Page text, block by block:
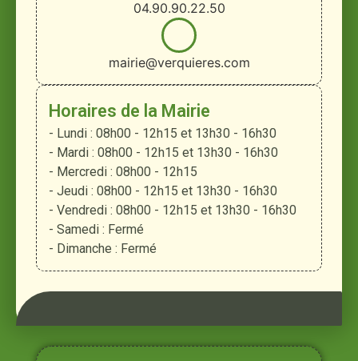
04.90.90.22.50
mairie@verquieres.com
Horaires de la Mairie
- Lundi : 08h00 - 12h15 et 13h30 - 16h30
- Mardi : 08h00 - 12h15 et 13h30 - 16h30
- Mercredi : 08h00 - 12h15
- Jeudi : 08h00 - 12h15 et 13h30 - 16h30
- Vendredi : 08h00 - 12h15 et 13h30 - 16h30
- Samedi : Fermé
- Dimanche : Fermé